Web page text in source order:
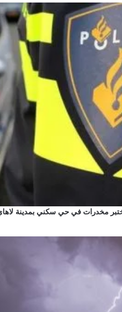
مخدرات في حي سكني بمدينة